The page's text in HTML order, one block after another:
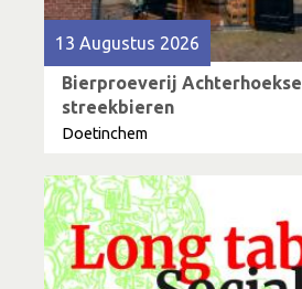
13 Augustus 2026
Bierproeverij Achterhoekse
streekbieren
Doetinchem